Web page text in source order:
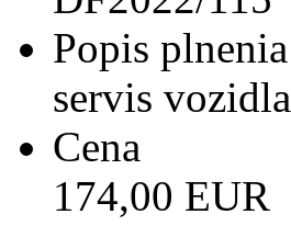
Popis plnenia
servis vozidla
Cena
174,00 EUR